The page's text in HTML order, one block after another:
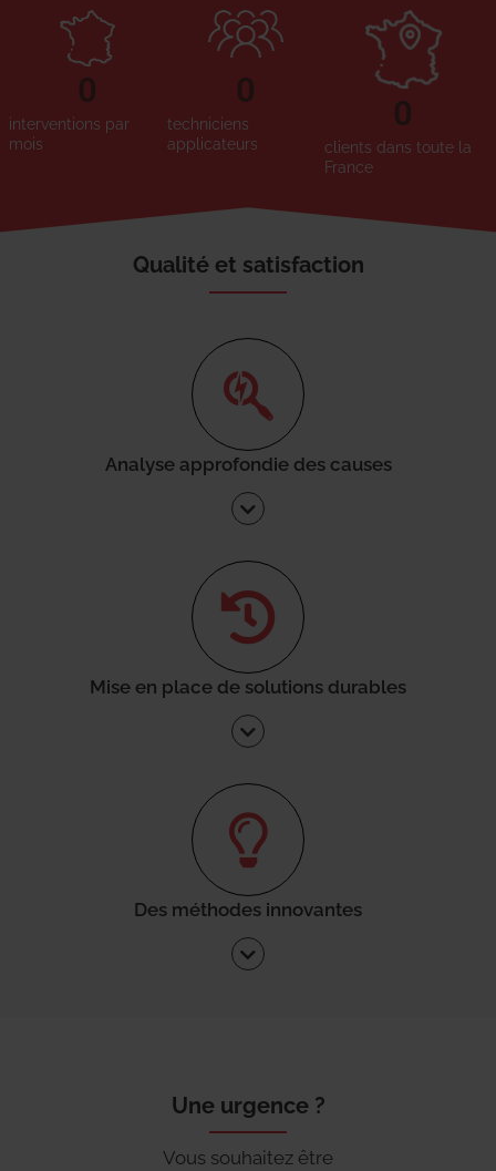
interventions par
mois
0
techniciens
applicateurs
0
clients dans toute la
France
0
Qualité et satisfaction
Analyse approfondie des causes
Mise en place de solutions durables
Des méthodes innovantes
Une urgence ?
Vous souhaitez être